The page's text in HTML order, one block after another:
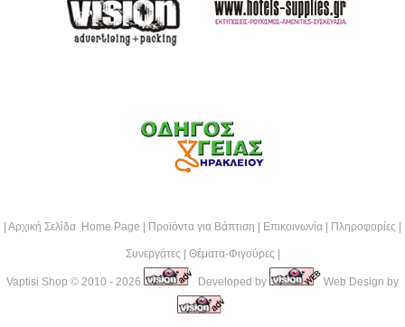
Αρχική Σελίδα Home Page Προϊόντα για Βάπτιση Επικοινωνία Πληροφορίες
Συνεργάτες Θέματα-Φιγούρες
Vaptisi Shop © 2010 - 2026 Developed by Web Design by